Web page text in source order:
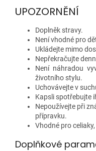
UPOZORNĚNÍ
Doplněk stravy.
Není vhodné pro
Ukládejte mimo
Nepřekračujte
Není náhradou
životního stylu.
Uchovávejte v
Kapsli spotřebujte
Nepoužívejte při
přípravku.
Vhodné pro
Doplňkové